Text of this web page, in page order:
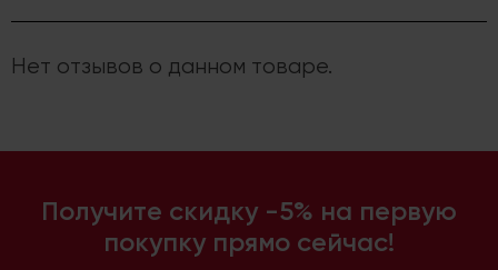
Нет отзывов о данном товаре.
Получите скидку -5% на первую
покупку прямо сейчас!